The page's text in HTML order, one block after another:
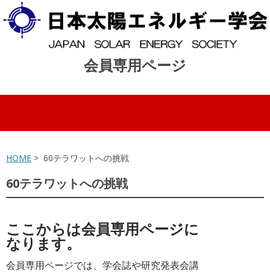
会員専用ページ
コンテンツへスキップ
HOME > 60テラワットへの挑戦
60テラワットへの挑戦
ここからは会員専用ページに
なります。
会員専用ページでは、学会誌や研究発表会講